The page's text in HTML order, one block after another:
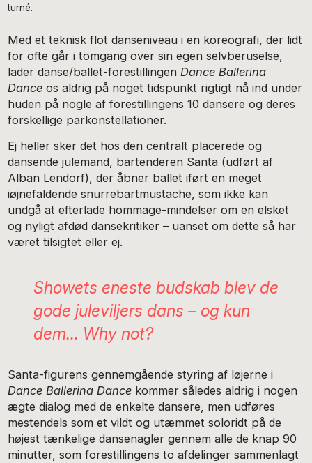
turné.
Med et teknisk flot danseniveau i en koreografi, der lidt
for ofte går i tomgang over sin egen selvberuselse,
lader danse/ballet-forestillingenDance Ballerina
Dance os aldrig på noget tidspunkt rigtigt nå ind under
huden på nogle af forestillingens 10 dansere og deres
forskellige parkonstellationer.
Ej heller sker det hos den centralt placerede og
dansende julemand, bartenderen Santa (udført af
Alban Lendorf), der åbner ballet iført en meget
iøjnefaldende snurrebartmustache, som ikke kan
undgå at efterlade hommage-mindelser om en elsket
og nyligt afdød dansekritiker – uanset om dette så har
været tilsigtet eller ej.
Showets eneste budskab blev de
gode juleviljers dans – og kun
dem… Why not?
Santa-figurens gennemgående styring af løjerne i
Dance Ballerina Dance kommer således aldrig i nogen
ægte dialog med de enkelte dansere, men udføres
mestendels som et vildt og utæmmet soloridt på de
højest tænkelige dansenagler gennem alle de knap 90
minutter, som forestillingens to afdelinger sammenlagt